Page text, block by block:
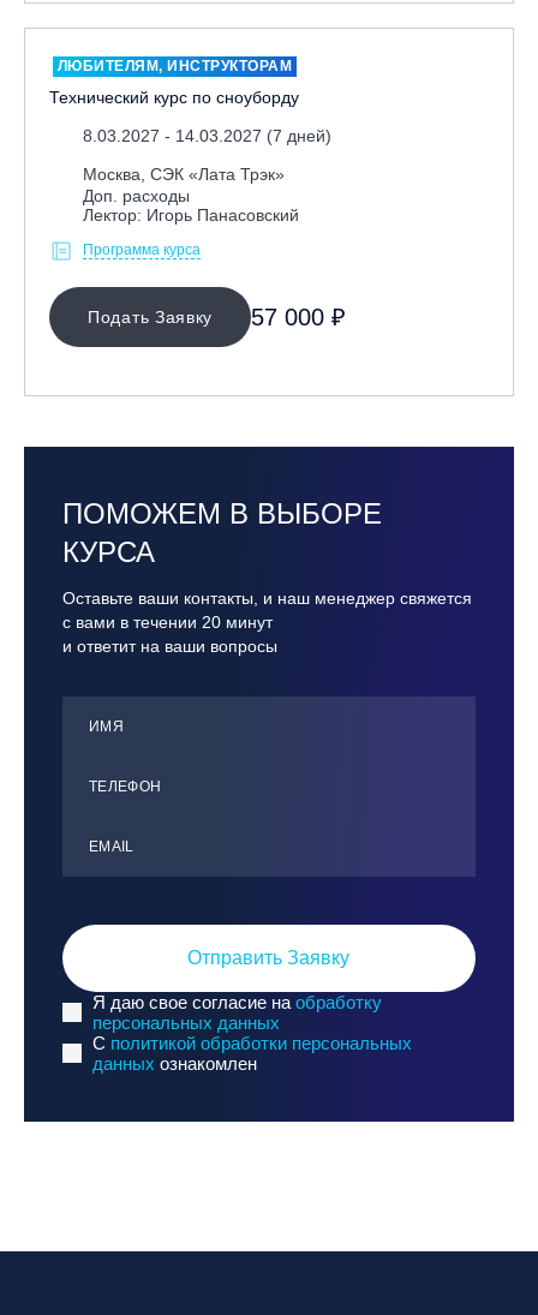
ЛЮБИТЕЛЯМ, ИНСТРУКТОРАМ
Технический курс по сноуборду
8.03.2027 - 14.03.2027 (7 дней)
Москва, СЭК «Лата Трэк»
Доп. расходы
Лектор: Игорь Панасовский
Программа курса
Подать Заявку 57 000 ₽
ПОМОЖЕМ В ВЫБОРЕ
КУРСА
Оставьте ваши контакты, и наш менеджер свяжется
с вами в течении 20 минут
и ответит на ваши вопросы
ИМЯ
ТЕЛЕФОН
ЕMАIL
Отправить Заявку
Я даю свое согласие на обработку
персональных данных
C политикой обработки персональных
данных ознакомлен